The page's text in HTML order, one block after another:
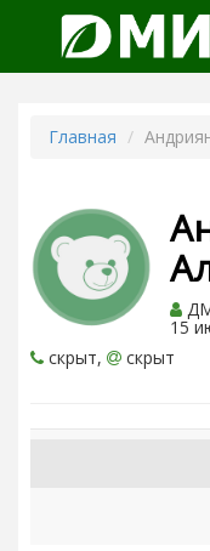
Главная
15
скрыт,
скрыт